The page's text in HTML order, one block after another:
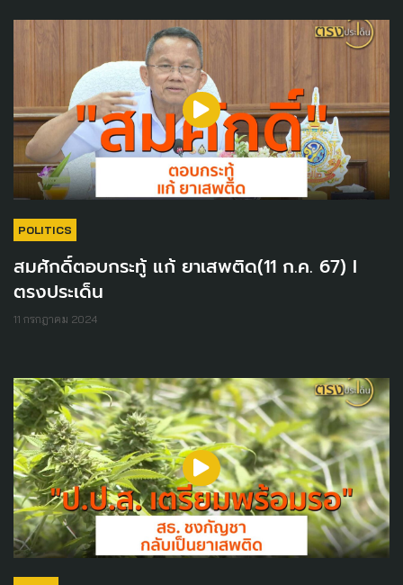
POLITICS
สมศักดิ์ตอบกระทู้ แก้ ยาเสพติด(11 ก.ค. 67) I
ตรงประเด็น
11 กรกฎาคม 2024